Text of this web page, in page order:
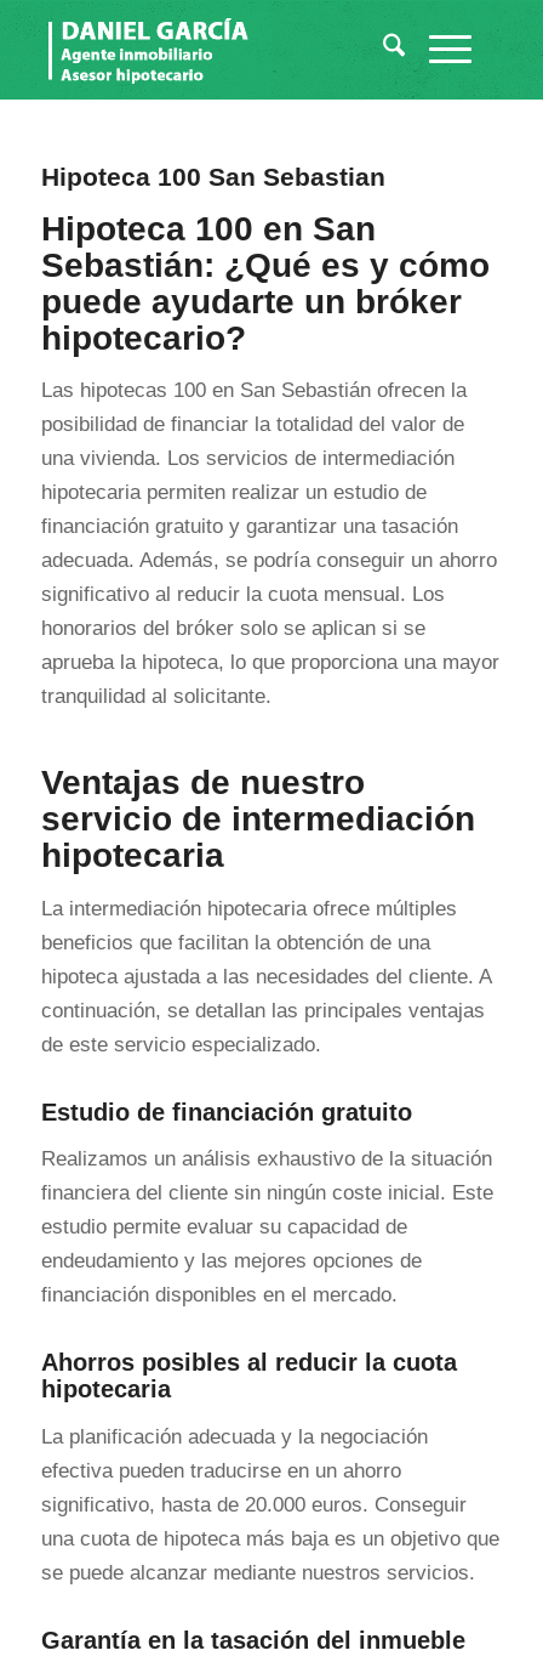
Hipoteca 100 San Sebastian
Hipoteca 100 en San
Sebastián: ¿Qué es y cómo
puede ayudarte un bróker
hipotecario?
Las hipotecas 100 en San Sebastián ofrecen la
posibilidad de financiar la totalidad del valor de
una vivienda. Los servicios de intermediación
hipotecaria permiten realizar un estudio de
financiación gratuito y garantizar una tasación
adecuada. Además, se podría conseguir un ahorro
significativo al reducir la cuota mensual. Los
honorarios del bróker solo se aplican si se
aprueba la hipoteca, lo que proporciona una mayor
tranquilidad al solicitante.
Ventajas de nuestro
servicio de intermediación
hipotecaria
La intermediación hipotecaria ofrece múltiples
beneficios que facilitan la obtención de una
hipoteca ajustada a las necesidades del cliente. A
continuación, se detallan las principales ventajas
de este servicio especializado.
Estudio de financiación gratuito
Realizamos un análisis exhaustivo de la situación
financiera del cliente sin ningún coste inicial. Este
estudio permite evaluar su capacidad de
endeudamiento y las mejores opciones de
financiación disponibles en el mercado.
Ahorros posibles al reducir la cuota
hipotecaria
La planificación adecuada y la negociación
efectiva pueden traducirse en un ahorro
significativo, hasta de 20.000 euros. Conseguir
una cuota de hipoteca más baja es un objetivo que
se puede alcanzar mediante nuestros servicios.
Garantía en la tasación del inmueble